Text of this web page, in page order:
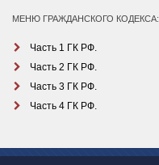
МЕНЮ ГРАЖДАНСКОГО КОДЕКСА:
Часть 1 ГК РФ.
Часть 2 ГК РФ.
Часть 3 ГК РФ.
Часть 4 ГК РФ.